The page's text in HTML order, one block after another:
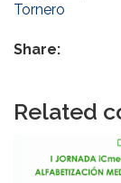
Tornero
Share:
Related